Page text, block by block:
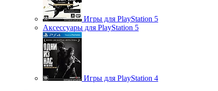
Игры для PlayStation 5
Аксессуары для PlayStation 5
Игры для PlayStation 4